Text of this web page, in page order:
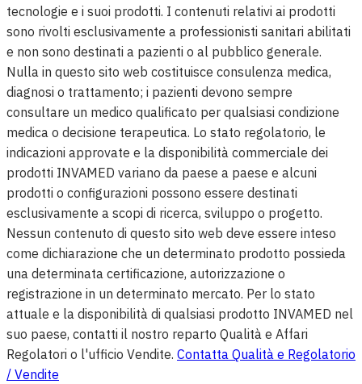
tecnologie e i suoi prodotti. I contenuti relativi ai prodotti
sono rivolti esclusivamente a professionisti sanitari abilitati
e non sono destinati a pazienti o al pubblico generale.
Nulla in questo sito web costituisce consulenza medica,
diagnosi o trattamento; i pazienti devono sempre
consultare un medico qualificato per qualsiasi condizione
medica o decisione terapeutica. Lo stato regolatorio, le
indicazioni approvate e la disponibilità commerciale dei
prodotti INVAMED variano da paese a paese e alcuni
prodotti o configurazioni possono essere destinati
esclusivamente a scopi di ricerca, sviluppo o progetto.
Nessun contenuto di questo sito web deve essere inteso
come dichiarazione che un determinato prodotto possieda
una determinata certificazione, autorizzazione o
registrazione in un determinato mercato. Per lo stato
attuale e la disponibilità di qualsiasi prodotto INVAMED nel
suo paese, contatti il nostro reparto Qualità e Affari
Regolatori o l'ufficio Vendite. Contatta Qualità e Regolatorio
/ Vendite